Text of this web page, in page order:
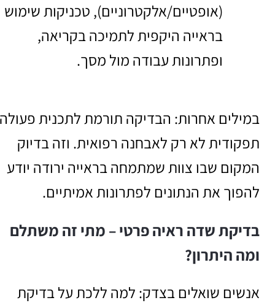
(אופטיים/אלקטרוניים), טכניקות שימוש
בראייה היקפית לתמיכה בקריאה,
ופתרונות עבודה מול מסך.
במילים אחרות: הבדיקה תורמת לתכנית פעולה
תפקודית לא רק לאבחנה רפואית. וזה בדיוק
המקום שבו צוות שמתמחה בראייה ירודה יודע
להפוך את הנתונים לפתרונות אמיתיים.
בדיקת שדה ראיה פרטי – מתי זה משתלם
ומה היתרון?
אנשים שואלים בצדק: למה ללכת על בדיקת